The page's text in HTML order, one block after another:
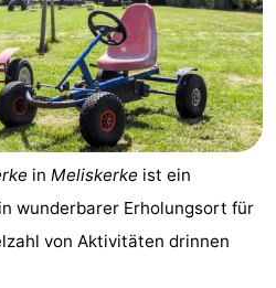
in Meliskerke ist ein
wunderbarer Erholungsort für
von Aktivitäten drinnen